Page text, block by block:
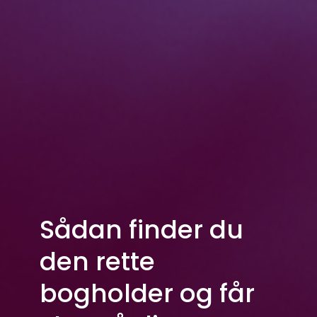
Sådan finder du
den rette
bogholder og får